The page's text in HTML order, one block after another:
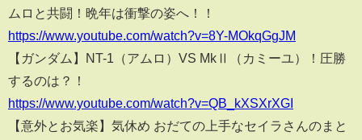
ムロと共闘！晩年は衝撃の姿へ！！
https://www.youtube.com/watch?v=8Y-MOkqGgJM
【ガンダム】NT-1（アムロ）VS MkⅡ（カミーユ）！圧勝
するのは？！
https://www.youtube.com/watch?v=QB_kXSXrXGI
【意外とお気楽】気休め おだての上手なセイラさんのまと